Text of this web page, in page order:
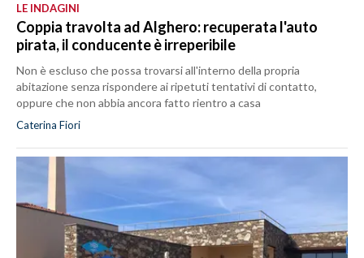
LE INDAGINI
Coppia travolta ad Alghero: recuperata l'auto
pirata, il conducente è irreperibile
Non è escluso che possa trovarsi all'interno della propria
abitazione senza rispondere ai ripetuti tentativi di contatto,
oppure che non abbia ancora fatto rientro a casa
Caterina Fiori